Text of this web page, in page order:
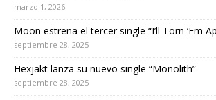
marzo 1, 2026
Moon estrena el tercer single “I’ll Torn ‘Em
septiembre 28, 2025
Hexjakt lanza su nuevo single “Monolith”
septiembre 28, 2025